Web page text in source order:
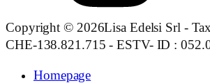
Copyright © 2026Lisa Edelsi Srl -
CHE-138.821.715 - ESTV- ID :
Homepage